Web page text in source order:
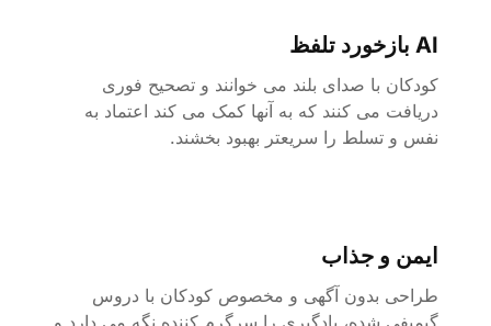
AI بازخورد تلفظ
کودکان با صدای بلند می خوانند و تصحیح فوری
دریافت می کنند که به آنها کمک می کند اعتماد به
نفس و تسلط را سریعتر بهبود بخشند.
ایمن و جذاب
طراحی بدون آگهی و مخصوص کودکان با دروس